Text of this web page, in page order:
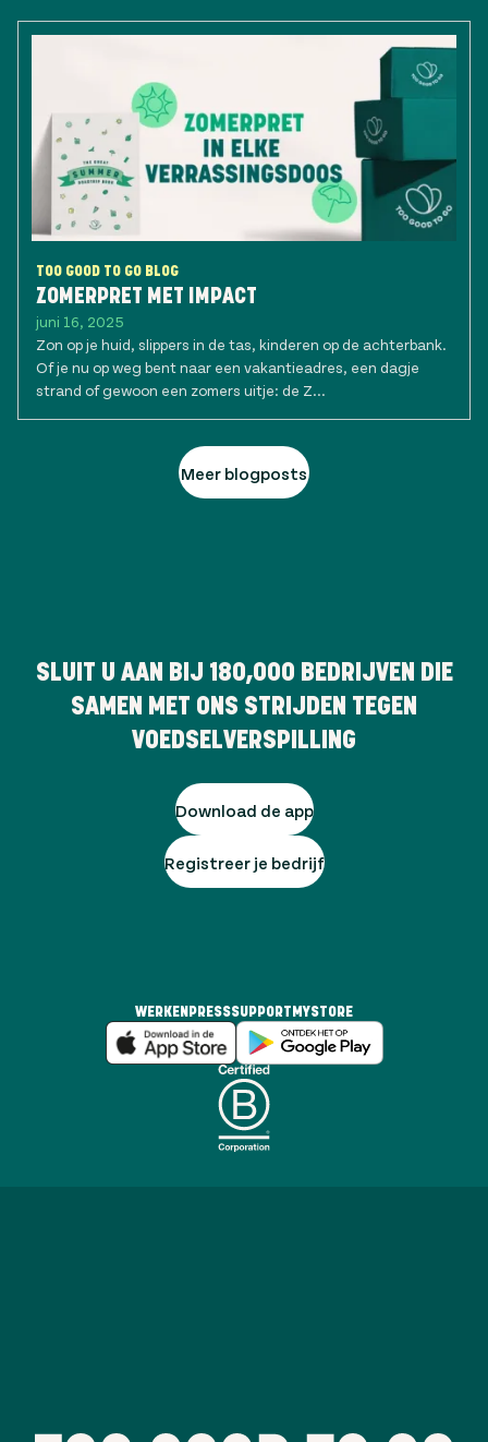
TOO GOOD TO GO BLOG
ZOMERPRET MET IMPACT
juni 16, 2025
Zon op je huid, slippers in de tas, kinderen op de achterbank.
Of je nu op weg bent naar een vakantieadres, een dagje
strand of gewoon een zomers uitje: de Z...
Meer blogposts
SLUIT U AAN BIJ 180,000 BEDRIJVEN DIE
SAMEN MET ONS STRIJDEN TEGEN
VOEDSELVERSPILLING
Download de app
Registreer je bedrijf
WERKEN PRESSSUPPORT MYSTORE